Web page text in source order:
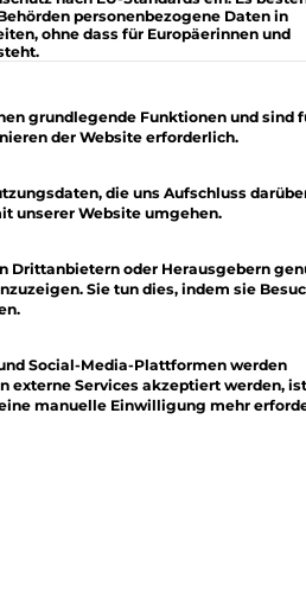
ja
personenbezogene Daten in
ohne dass für Europäerinnen und
für die eine
grundlegende Funktionen und sind
der Website erforderlich.
die uns Aufschluss
unserer Website umgehen.
Drittanbietern oder Herausgebern
Sie tun dies, indem sie
Social-Media-Plattformen werden
externe Services akzeptiert werden,
manuelle Einwilligung mehr